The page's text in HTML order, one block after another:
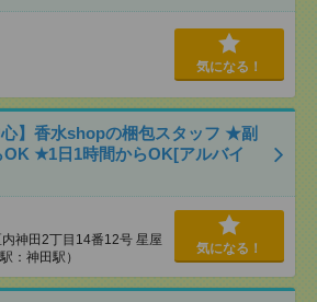
気になる！
心】香水shopの梱包スタッフ ★副
★1日1時間からOK[アルバイ
神田2丁目14番12号 星屋
：神田駅）
気になる！